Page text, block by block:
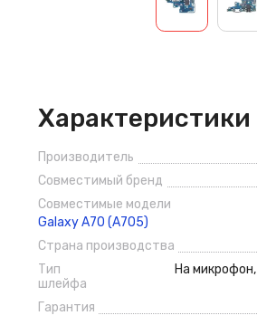
Характеристики
Производитель
Совместимый бренд
Совместимые модели
Galaxy A70 (A705)
Страна производства
Тип
шлейфа
На микрофон,
Гарантия